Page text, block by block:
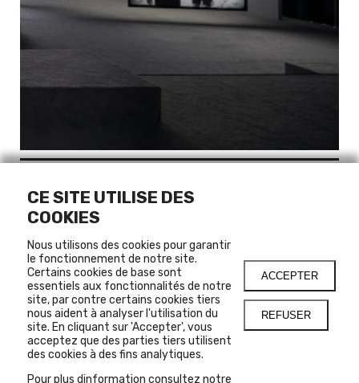
JEREMY SHAW : PHASE SHIFTING
INDEX
12.12.2023-25.02.2024
MAIN HALL
La Fonderie Darling est ravie d'accueillir pour la première
fois de son histoire le Musée d'art contemporain de
Montréal. Vaste installation vidéo immersive à sept
canaux, Phase Shifting Index [Index d’états de transition]
CE SITE UTILISE DES
COOKIES
Nous utilisons des cookies pour garantir
le fonctionnement de notre site.
Certains cookies de base sont
essentiels aux fonctionnalités de notre
site, par contre certains cookies tiers
nous aident à analyser l'utilisation du
site. En cliquant sur 'Accepter', vous
acceptez que des parties tiers utilisent
des cookies à des fins analytiques.
Pour plus dinformation consultez notre
ACCEPTER
REFUSER